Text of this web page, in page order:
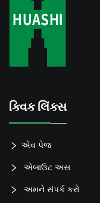
ક્વિક લિંક્સ
એવ પેજ
એબાઉટ અસ
અમને સંપર્ક કરો